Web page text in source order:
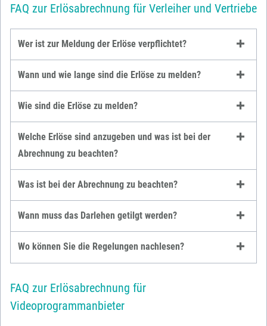
FAQ zur Erlösabrechnung für Verleiher und Vertriebe
Wer ist zur Meldung der Erlöse verpflichtet?
Wann und wie lange sind die Erlöse zu melden?
Wie sind die Erlöse zu melden?
Welche Erlöse sind anzugeben und was ist bei der
Abrechnung zu beachten?
Was ist bei der Abrechnung zu beachten?
Wann muss das Darlehen getilgt werden?
Wo können Sie die Regelungen nachlesen?
FAQ zur Erlösabrechnung für
Videoprogrammanbieter